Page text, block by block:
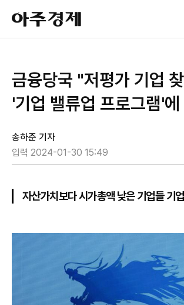
아
주
경
금융당국 "저평가 기업
'기업 밸류업 프로그램'
송하준 기자
입력 2024-01-30 15:49
자산가치보다 시가총액 낮은 기업들 기